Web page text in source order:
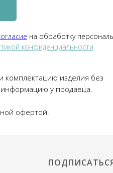
на обработку
конфиденциальности
комплектацию изделия без
у продавца.
офертой.